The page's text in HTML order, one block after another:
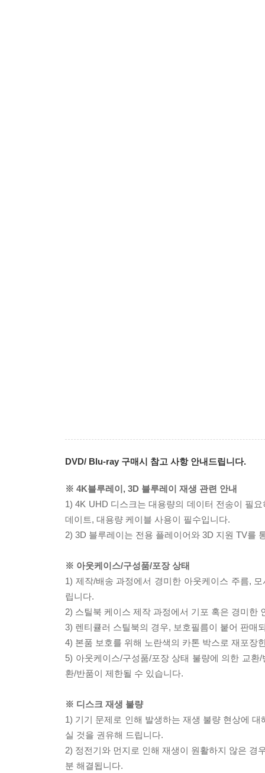
DVD/ Blu-ray 구매시 참고 사항 안내드립니다.
※ 4K블루레이, 3D 블루레이 재생 관련 안내
1) 4K UHD 디스크는 대용량의 데이터 전송이 필
데이트, 대용량 케이블 사용이 필수입니다.
2) 3D 블루레이는 전용 플레이어와 3D 지원 TV를
※ 아웃케이스/구성품/포장 상태
1) 제작/배송 과정에서 경미한 아웃케이스 주름,
립니다.
2) 스틸북 케이스 제작 과정에서 기포 혹은 경미한
3) 렌티큘러 스틸북의 경우, 보호필름이 붙어 판매
4) 본품 보호를 위해 노란색의 카톤 박스로 재포장
5) 아웃케이스/구성품/포장 상태 불량에 의한 교
환/반품이 제한될 수 있습니다.
※ 디스크 재생 불량
1) 기기 문제로 인해 발생하는 재생 불량 현상에
실 것을 권유해 드립니다.
2) 정전기와 먼지로 인해 재생이 원활하지 않은 경
분 해결됩니다.